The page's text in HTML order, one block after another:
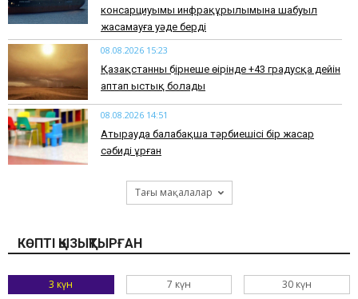
консарциуымы инфрақұрылымына шабуыл
жасамауға уәде берді
08.08.2026 15:23
Қазақстанның бірнеше өңірінде +43 градусқа дейін
аптап ыстық болады
08.08.2026 14:51
Атырауда балабақша тәрбиешісі бір жасар
сәбиді ұрған
Тағы мақалалар
КӨПТІ ҚЫЗЫҚТЫРҒАН
3 күн 7 күн 30 күн